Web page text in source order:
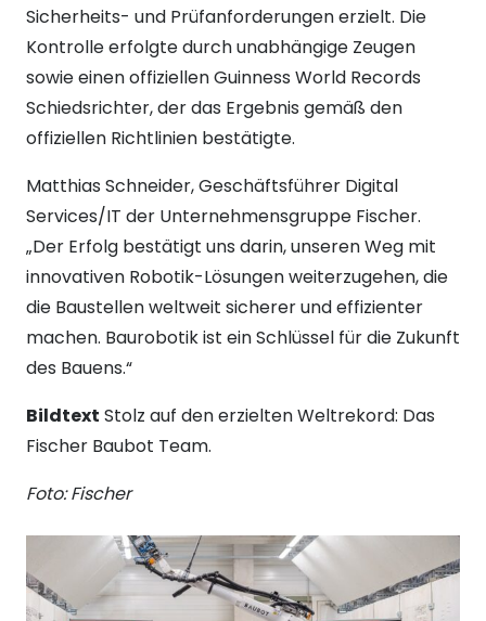
Sicherheits- und Prüfanforderungen erzielt. Die
Kontrolle erfolgte durch unabhängige Zeugen
sowie einen offiziellen Guinness World Records
Schiedsrichter, der das Ergebnis gemäß den
offiziellen Richtlinien bestätigte.
Matthias Schneider, Geschäftsführer Digital
Services/IT der Unternehmensgruppe Fischer.
„Der Erfolg bestätigt uns darin, unseren Weg mit
innovativen Robotik-Lösungen weiterzugehen, die
die Baustellen weltweit sicherer und effizienter
machen. Baurobotik ist ein Schlüssel für die Zukunft
des Bauens.“
Bildtext Stolz auf den erzielten Weltrekord: Das
Fischer Baubot Team.
Foto: Fischer